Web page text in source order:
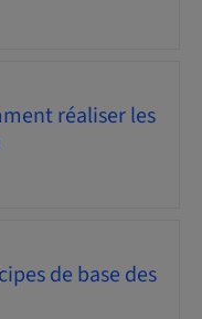
réaliser les
de base des